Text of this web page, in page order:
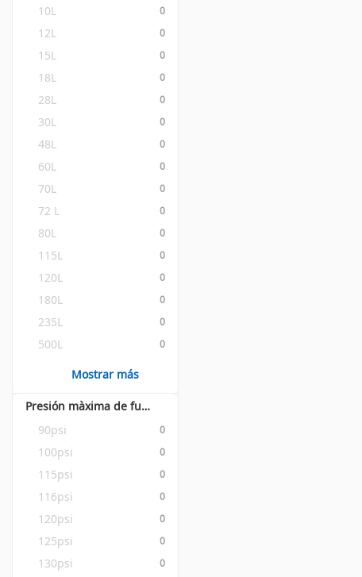
10L 0
12L 0
15L 0
18L 0
28L 0
30L 0
48L 0
60L 0
70L 0
72 L 0
80L 0
115L 0
120L 0
180L 0
235L 0
500L 0
Mostrar más
Presión màxima de funcionamiento
90psi
0
100psi 0
115psi 0
116psi 0
120psi 0
125psi 0
130psi 0